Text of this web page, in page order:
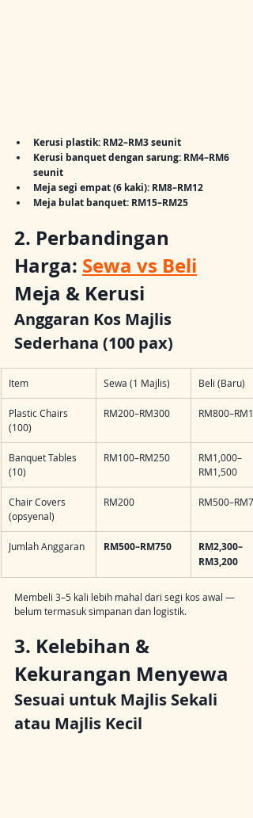
Kerusi plastik: RM2–RM3 seunit
Kerusi banquet dengan sarung: RM4–RM6
seunit
Meja segi empat (6 kaki): RM8–RM12
Meja bulat banquet: RM15–RM25
2. Perbandingan
Harga: Sewa vs Beli
Meja & Kerusi
Anggaran Kos Majlis
Sederhana (100 pax)
Item Sewa (1 Majlis) Beli (Baru)
Plastic Chairs
(100)
RM200–RM300
Banquet Tables
(10)
RM100–RM250
RM1,000–
RM1,500
Chair Covers
(opsyenal)
RM200
Jumlah Anggaran RM500–RM750
RM2,300–
RM3,200
Membeli 3–5 kali lebih mahal dari segi kos awal —
belum termasuk simpanan dan logistik.
3. Kelebihan &
Kekurangan Menyewa
Sesuai untuk Majlis Sekali
atau Majlis Kecil